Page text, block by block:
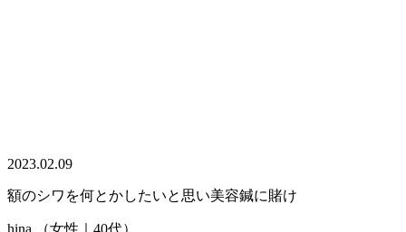
2023.02.09
額のシワを何とかしたいと思い美容鍼に賭け